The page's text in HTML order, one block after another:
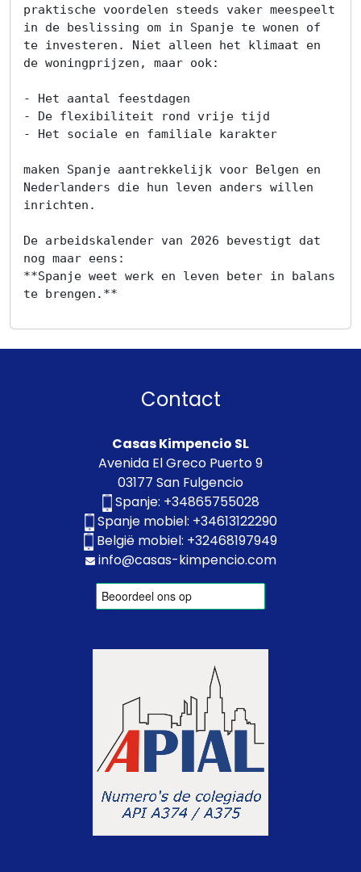
praktische voordelen steeds vaker meespeelt
in de beslissing om in Spanje te wonen of
te investeren. Niet alleen het klimaat en
de woningprijzen, maar ook:
- Het aantal feestdagen
- De flexibiliteit rond vrije tijd
- Het sociale en familiale karakter
maken Spanje aantrekkelijk voor Belgen en
Nederlanders die hun leven anders willen
inrichten.
De arbeidskalender van 2026 bevestigt dat
nog maar eens:
**Spanje weet werk en leven beter in balans
Contact
Casas Kimpencio SL
Avenida El Greco Puerto 9
03177 San Fulgencio
Spanje: +34865755028
Spanje mobiel: +34613122290
België mobiel: +32468197949
info@casas-kimpencio.com